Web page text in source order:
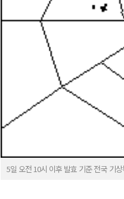
5일 오전 10시 이후 발효 기준 전국 기